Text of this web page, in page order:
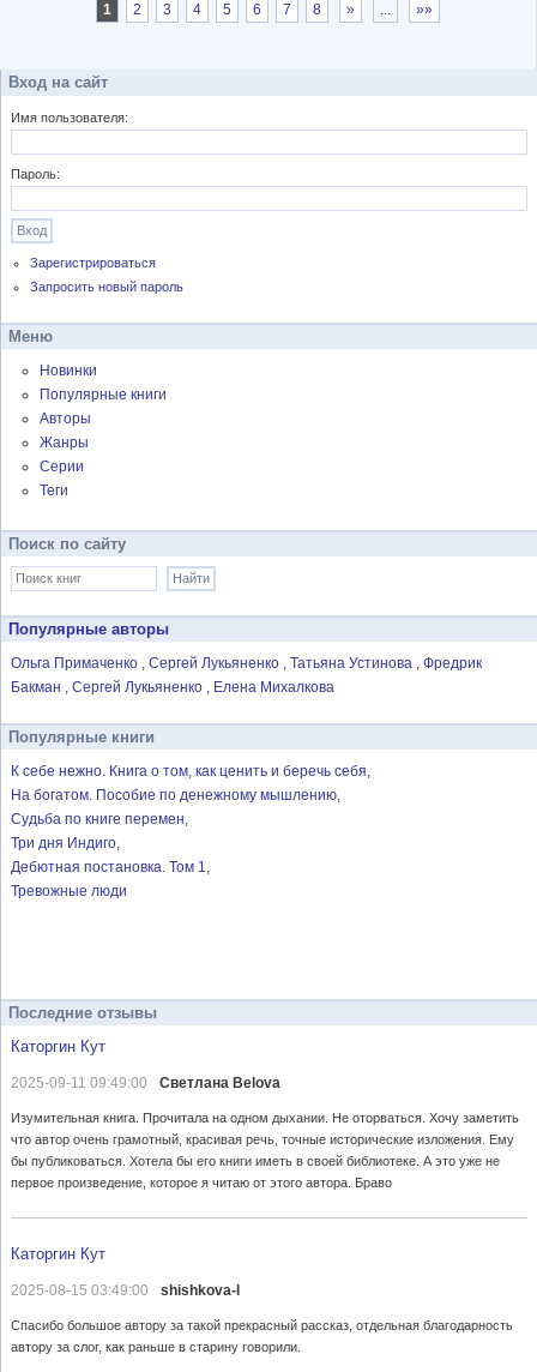
1 2 3 4 5 6 7 8 » ... »»
Вход на сайт
Имя пользователя:
Пароль:
Зарегистрироваться
Запросить новый пароль
Меню
Новинки
Популярные книги
Авторы
Жанры
Серии
Теги
Поиск по сайту
Популярные авторы
Ольга Примаченко Сергей Лукьяненко Татьяна Устинова
Фредрик
Бакман
Сергей Лукьяненко Елена Михалкова
Популярные книги
К себе нежно. Книга о том, как ценить и беречь себя
На богатом. Пособие по денежному мышлению
Судьба по книге перемен
Три дня Индиго
Дебютная постановка. Том 1
Тревожные люди
Последние отзывы
Каторгин Кут
2025-09-11 09:49:00 Светлана Belova
Изумительная книга. Прочитала на одном дыхании. Не оторваться. Хочу заметить
что автор очень грамотный, красивая речь, точные исторические изложения. Ему
бы публиковаться. Хотела бы его книги иметь в своей библиотеке. А это уже не
первое произведение, которое я читаю от этого автора. Браво
Каторгин Кут
2025-08-15 03:49:00 shishkova-l
Спасибо большое автору за такой прекрасный рассказ, отдельная благодарность
автору за слог, как раньше в старину говорили.